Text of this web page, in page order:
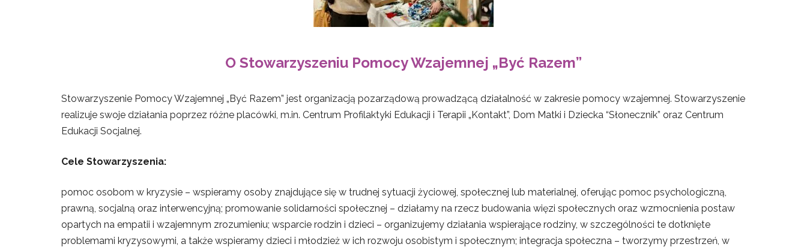
O Stowarzyszeniu Pomocy Wzajemnej „Być Razem”
Stowarzyszenie Pomocy Wzajemnej „Być Razem” jest organizacją pozarządową prowadzącą działalność w zakresie pomocy wzajemnej. Stowarzyszenie
realizuje swoje działania poprzez różne placówki, m.in. Centrum Profilaktyki Edukacji i Terapii „Kontakt”, Dom Matki i Dziecka “Słonecznik” oraz Centrum
Edukacji Socjalnej.
Cele Stowarzyszenia:
pomoc osobom w kryzysie – wspieramy osoby znajdujące się w trudnej sytuacji życiowej, społecznej lub materialnej, oferując pomoc psychologiczną,
prawną, socjalną oraz interwencyjną; promowanie solidarności społecznej – działamy na rzecz budowania więzi społecznych oraz wzmocnienia postaw
opartych na empatii i wzajemnym zrozumieniu; wsparcie rodzin i dzieci – organizujemy działania wspierające rodziny, w szczególności te dotknięte
problemami kryzysowymi, a także wspieramy dzieci i młodzież w ich rozwoju osobistym i społecznym; integracja społeczna – tworzymy przestrzeń, w